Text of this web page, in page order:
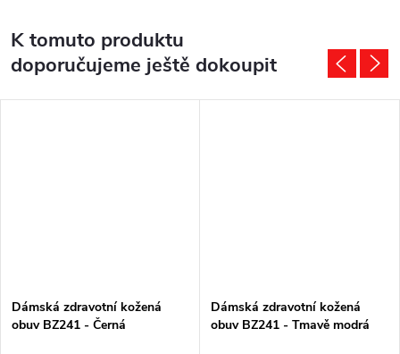
K tomuto produktu
doporučujeme ještě dokoupit
Dámská zdravotní kožená
obuv BZ241 - Černá
Dámská zdravotní kožená
obuv BZ241 - Tmavě modrá